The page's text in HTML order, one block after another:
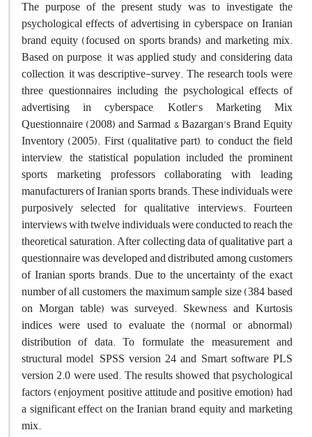
The purpose of the present study was to investigate the
psychological effects of advertising in cyberspace on Iranian
brand equity (focused on sports brands) and marketing mix.
Based on purpose, it was applied study and considering data
collection, it was descriptive-survey. The research tools were
three questionnaires including the psychological effects of
advertising in cyberspace, Kotler’s Marketing Mix
Questionnaire (2008) and Sarmad & Bazargan’s Brand Equity
Inventory (2005). First (qualitative part), to conduct the field
interview, the statistical population included the prominent
sports marketing professors collaborating with leading
manufacturers of Iranian sports brands. These individuals were
purposively selected for qualitative interviews. Fourteen
interviews with twelve individuals were conducted to reach the
theoretical saturation. After collecting data of qualitative part, a
questionnaire was developed and distributed among customers
of Iranian sports brands. Due to the uncertainty of the exact
number of all customers, the maximum sample size (384 based
on Morgan table) was surveyed. Skewness and Kurtosis
indices were used to evaluate the (normal or abnormal)
distribution of data. To formulate the measurement and
structural model, SPSS version 24 and Smart software PLS
version 2.0 were used. The results showed that psychological
factors (enjoyment, positive attitude and positive emotion) had
a significant effect on the Iranian brand equity and marketing
mix.